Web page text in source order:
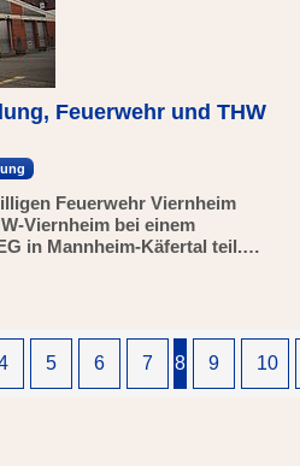
Feuerwehr und THW
Feuerwehr Viernheim
Viernheim bei einem
in Mannheim-Käfertal teil.…
5 6 7 8 9 10